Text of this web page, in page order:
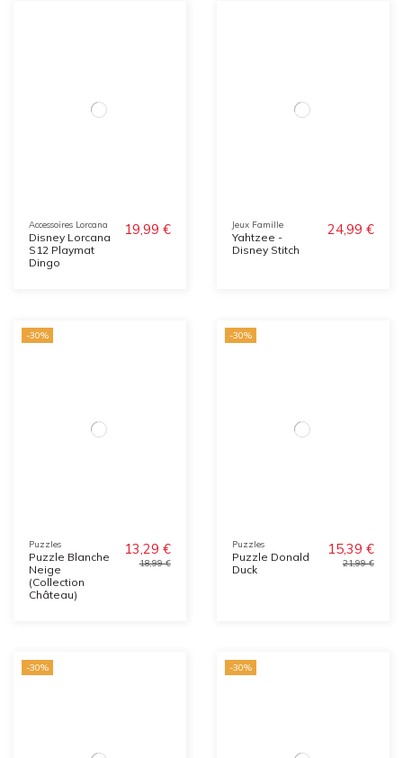
Accessoires Lorcana
Disney Lorcana
S12 Playmat
Dingo
19,99 € Jeux Famille
Yahtzee -
Disney Stitch
24,99 €
-30%
Puzzles
Puzzle Blanche
Neige
(Collection
Château)
13,29 €
18,99 €
-30%
Puzzles
Puzzle Donald
Duck
15,39 €
21,99 €
-30% -30%